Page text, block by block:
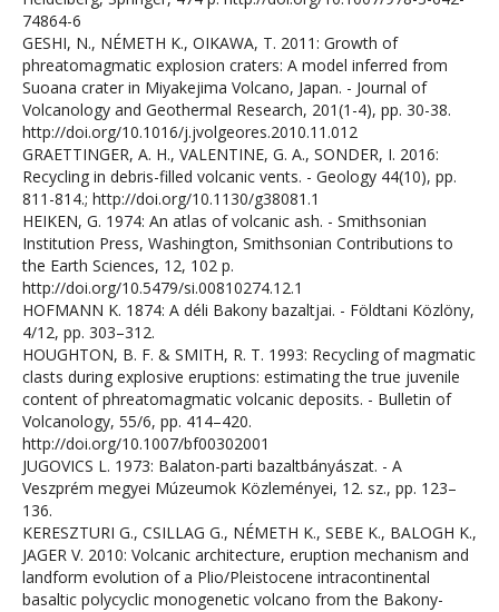
74864-6
GESHI, N., NÉMETH K., OIKAWA, T. 2011: Growth of
phreatomagmatic explosion craters: A model inferred from
Suoana crater in Miyakejima Volcano, Japan. - Journal of
Volcanology and Geothermal Research, 201(1-4), pp. 30-38.
http://doi.org/10.1016/j.jvolgeores.2010.11.012
GRAETTINGER, A. H., VALENTINE, G. A., SONDER, I. 2016:
Recycling in debris-filled volcanic vents. - Geology 44(10), pp.
811-814.; http://doi.org/10.1130/g38081.1
HEIKEN, G. 1974: An atlas of volcanic ash. - Smithsonian
Institution Press, Washington, Smithsonian Contributions to
the Earth Sciences, 12, 102 p.
http://doi.org/10.5479/si.00810274.12.1
HOFMANN K. 1874: A déli Bakony bazaltjai. - Földtani Közlöny,
4/12, pp. 303–312.
HOUGHTON, B. F. & SMITH, R. T. 1993: Recycling of magmatic
clasts during explosive eruptions: estimating the true juvenile
content of phreatomagmatic volcanic deposits. - Bulletin of
Volcanology, 55/6, pp. 414–420.
http://doi.org/10.1007/bf00302001
JUGOVICS L. 1973: Balaton-parti bazaltbányászat. - A
Veszprém megyei Múzeumok Közleményei, 12. sz., pp. 123–
136.
KERESZTURI G., CSILLAG G., NÉMETH K., SEBE K., BALOGH K.,
JAGER V. 2010: Volcanic architecture, eruption mechanism and
landform evolution of a Plio/Pleistocene intracontinental
basaltic polycyclic monogenetic volcano from the Bakony-